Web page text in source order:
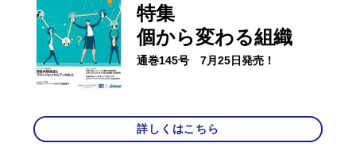
特集
個から変わる組織
通巻145号 7月25日発売！
詳しくはこちら